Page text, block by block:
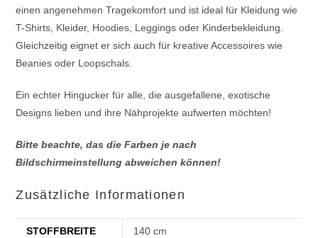
einen angenehmen Tragekomfort und ist ideal für Kleidung wie
T-Shirts, Kleider, Hoodies, Leggings oder Kinderbekleidung.
Gleichzeitig eignet er sich auch für kreative Accessoires wie
Beanies oder Loopschals.
Ein echter Hingucker für alle, die ausgefallene, exotische
Designs lieben und ihre Nähprojekte aufwerten möchten!
Bitte beachte, das die Farben je nach
Bildschirmeinstellung abweichen können!
Zusätzliche Informationen
STOFFBREITE 140 cm